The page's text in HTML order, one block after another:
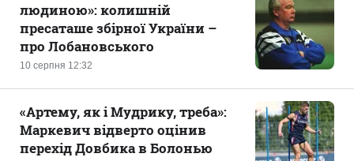
10 серпня 12:32
людиною»: колишній
пресаташе збірної України –
про Лобановського
«Артему, як і Мудрику, треба»:
Маркевич відверто оцінив
перехід Довбика в Болонью